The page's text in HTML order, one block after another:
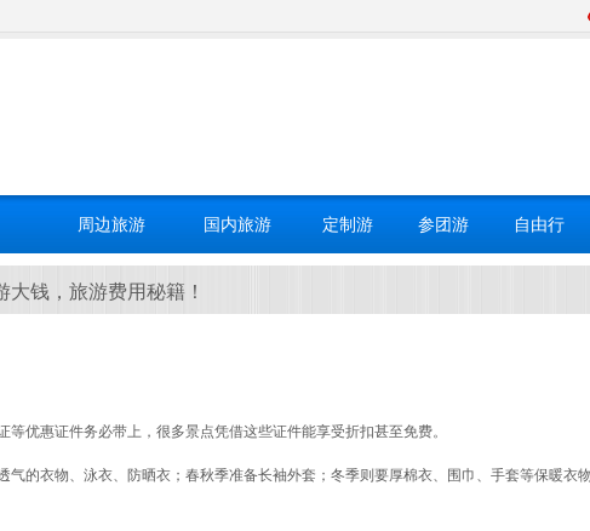
周边旅游 国内旅游 定制游 参团游 自由行
钱，旅游费用秘籍！
等优惠证件务必带上，很多景点凭借这些证件能享受折扣甚至免费。
气的衣物、泳衣、防晒衣；春秋季准备长袖外套；冬季则要厚棉衣、围巾、手套等保暖衣